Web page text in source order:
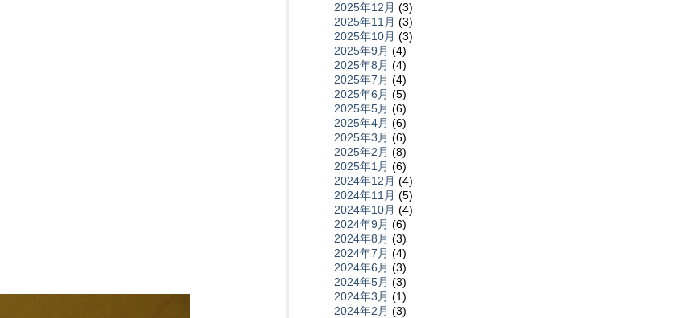
2025年12月 (3)
2025年11月 (3)
2025年10月 (3)
2025年9月 (4)
2025年8月 (4)
2025年7月 (4)
2025年6月 (5)
2025年5月 (6)
2025年4月 (6)
2025年3月 (6)
2025年2月 (8)
2025年1月 (6)
2024年12月 (4)
2024年11月 (5)
2024年10月 (4)
2024年9月 (6)
2024年8月 (3)
2024年7月 (4)
2024年6月 (3)
2024年5月 (3)
2024年3月 (1)
2024年2月 (3)